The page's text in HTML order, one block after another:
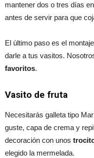
mantener dos o tres días
antes de servir para que
El último paso es el
darle a tus vasitos.
favoritos.
Vasito de fruta
Necesitarás galleta tipo
guste, capa de crema y
decoración con unos
elegido la mermelada.